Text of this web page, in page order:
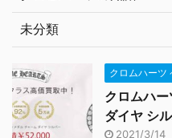
未分類
クロムハーツ
クロムハ
ダイヤ シ
2021/3/14